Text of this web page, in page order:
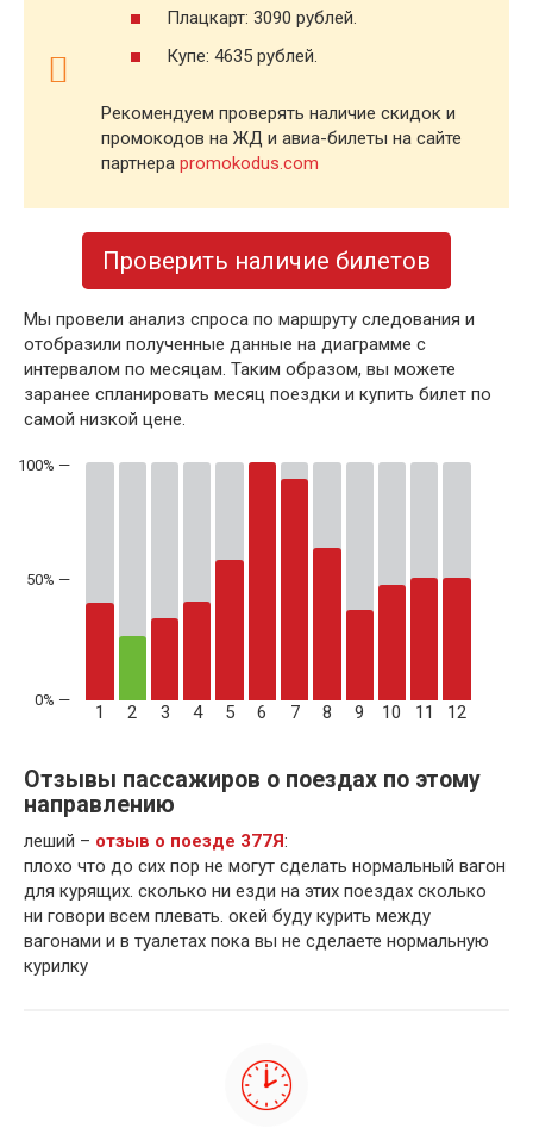
Плацкарт: 3090 рублей.
Купе: 4635 рублей.
Рекомендуем проверять наличие скидок и
промокодов на ЖД и авиа-билеты на сайте
партнера promokodus.com
Проверить наличие билетов
Мы провели анализ спроса по маршруту следования и
отобразили полученные данные на диаграмме с
интервалом по месяцам. Таким образом, вы можете
заранее спланировать месяц поездки и купить билет по
самой низкой цене.
50% —
1 2 3 4 5 6 7 8 9 10 11 12
Отзывы пассажиров о поездах по этому
направлению
леший – отзыв о поезде 377Я:
плохо что до сих пор не могут сделать нормальный вагон
для курящих. сколько ни езди на этих поездах сколько
ни говори всем плевать. окей буду курить между
вагонами и в туалетах пока вы не сделаете нормальную
курилку